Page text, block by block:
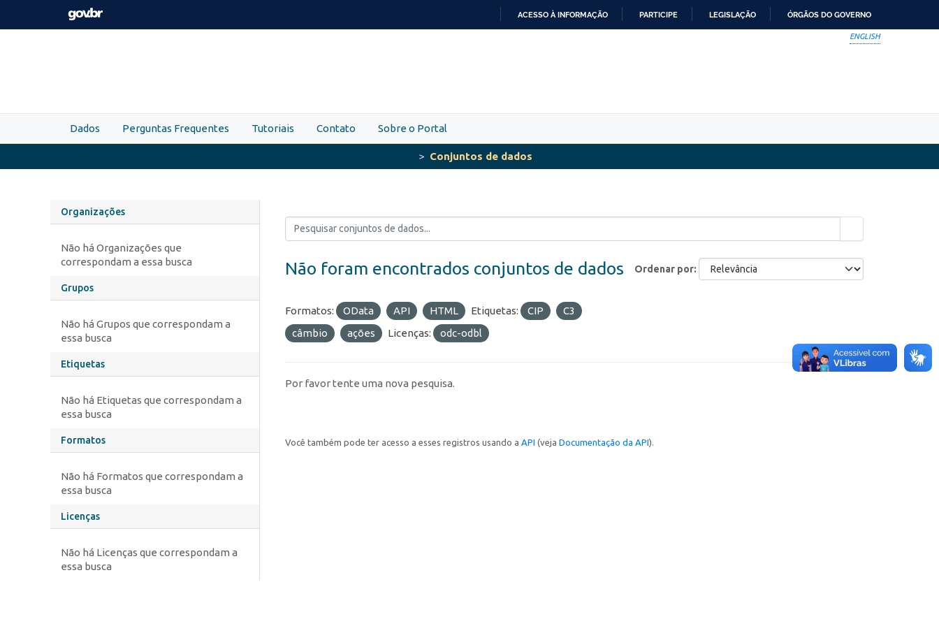
Skip to main content
ACESSO À INFORMAÇÃO PARTICIPE LEGISLAÇÃO ÓRGÃOS DO GOVERNO
ENGLISH
Dados Perguntas Frequentes Tutoriais Contato Sobre o Portal
Conjuntos de dados
Organizações
Não há Organizações que
correspondam a essa busca
Grupos
Não há Grupos que correspondam a
essa busca
Etiquetas
Não há Etiquetas que correspondam a
essa busca
Formatos
Não há Formatos que correspondam a
essa busca
Licenças
Não há Licenças que correspondam a
essa busca
Ordenar por
Não foram encontrados conjuntos de dados
Formatos: OData API HTML Etiquetas: CIP
C3
câmbio
ações Licenças: odc-odbl
Por favor tente uma nova pesquisa.
Você também pode ter acesso a esses registros usando a API (veja Documentação da API).